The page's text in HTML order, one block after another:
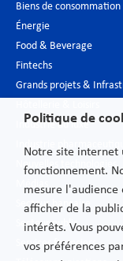
Biens de
Énergie
Food & Beverage
Fintechs
Grands projets &
Industrie du luxe
Industrie
Nouvelles technologies
Secteur bancaire
Secteur public
Services financiers
Politique de
Notre site internet
fonctionnement.
mesure l'audience
afficher de la
intérêts. Vous
vos préférences